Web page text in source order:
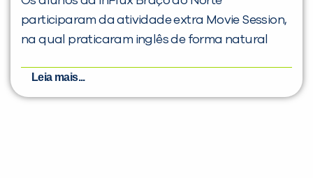
participaram da atividade extra Movie Session,
na qual praticaram inglês de forma natural
Leia mais...